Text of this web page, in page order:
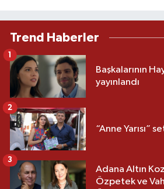
Trend Haberler
Başkalarının
yayınlandı
1
“Anne Yarısı”
2
Adana Altın
Özpetek ve
3